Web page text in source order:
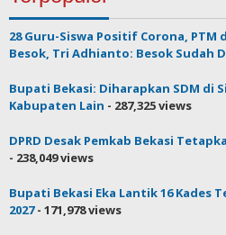
28 Guru-Siswa Positif Corona,
Besok, Tri Adhianto: Besok Sudah
Bupati Bekasi: Diharapkan SDM di
Kabupaten Lain - 287,325 views
DPRD Desak Pemkab Bekasi
- 238,049 views
Bupati Bekasi Eka Lantik 16 Kades
2027- 171,978 views